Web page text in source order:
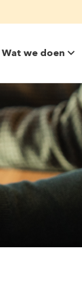
Wat we doen